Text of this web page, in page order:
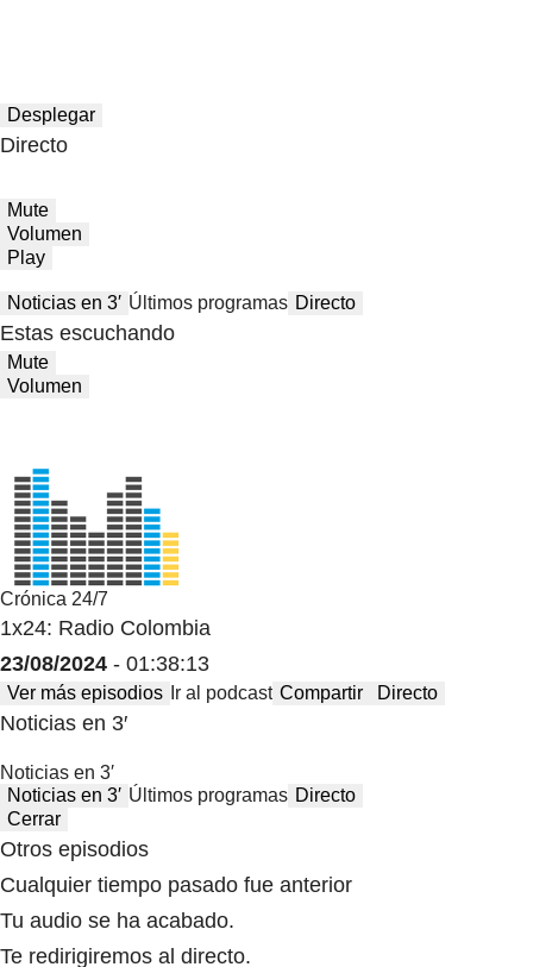
Desplegar
Directo
Mute
Volumen
Play
Noticias en 3′ Últimos programas Directo
Estas escuchando
Mute
Volumen
Crónica 24/7
1x24: Radio Colombia
23/08/2024 - 01:38:13
Ver más episodios Ir al podcast Compartir Directo
Noticias en 3′
Noticias en 3′
Noticias en 3′ Últimos programas Directo
Cerrar
Otros episodios
Cualquier tiempo pasado fue anterior
Tu audio se ha acabado.
Te redirigiremos al directo.